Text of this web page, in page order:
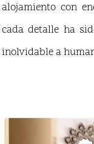
alojamiento con
cada detalle ha
inolvidable a